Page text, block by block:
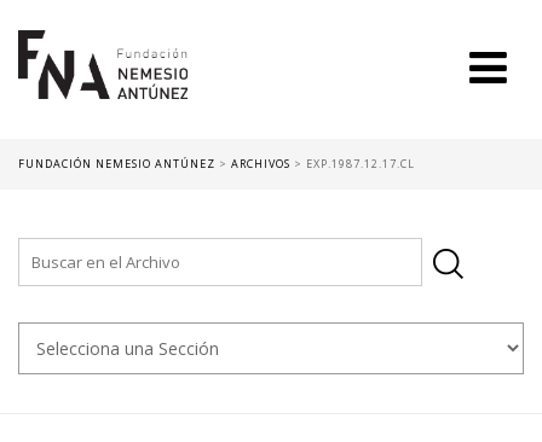
FUNDACIÓN NEMESIO ANTÚNEZ > ARCHIVOS > EXP.1987.12.17.CL